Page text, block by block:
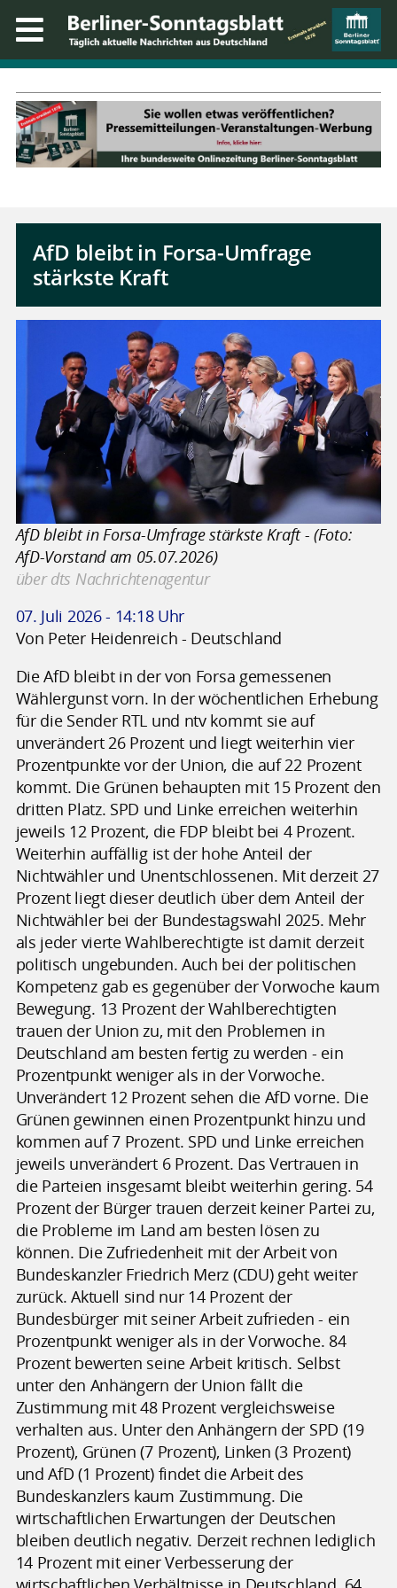
AfD bleibt in Forsa-Umfrage
stärkste Kraft
AfD bleibt in Forsa-Umfrage stärkste Kraft - (Foto:
AfD-Vorstand am 05.07.2026)
über dts Nachrichtenagentur
07. Juli 2026 - 14:18 Uhr
Von Peter Heidenreich - Deutschland
Die AfD bleibt in der von Forsa gemessenen
Wählergunst vorn. In der wöchentlichen Erhebung
für die Sender RTL und ntv kommt sie auf
unverändert 26 Prozent und liegt weiterhin vier
Prozentpunkte vor der Union, die auf 22 Prozent
kommt. Die Grünen behaupten mit 15 Prozent den
dritten Platz. SPD und Linke erreichen weiterhin
jeweils 12 Prozent, die FDP bleibt bei 4 Prozent.
Weiterhin auffällig ist der hohe Anteil der
Nichtwähler und Unentschlossenen. Mit derzeit 27
Prozent liegt dieser deutlich über dem Anteil der
Nichtwähler bei der Bundestagswahl 2025. Mehr
als jeder vierte Wahlberechtigte ist damit derzeit
politisch ungebunden. Auch bei der politischen
Kompetenz gab es gegenüber der Vorwoche kaum
Bewegung. 13 Prozent der Wahlberechtigten
trauen der Union zu, mit den Problemen in
Deutschland am besten fertig zu werden - ein
Prozentpunkt weniger als in der Vorwoche.
Unverändert 12 Prozent sehen die AfD vorne. Die
Grünen gewinnen einen Prozentpunkt hinzu und
kommen auf 7 Prozent. SPD und Linke erreichen
jeweils unverändert 6 Prozent. Das Vertrauen in
die Parteien insgesamt bleibt weiterhin gering. 54
Prozent der Bürger trauen derzeit keiner Partei zu,
die Probleme im Land am besten lösen zu
können. Die Zufriedenheit mit der Arbeit von
Bundeskanzler Friedrich Merz (CDU) geht weiter
zurück. Aktuell sind nur 14 Prozent der
Bundesbürger mit seiner Arbeit zufrieden - ein
Prozentpunkt weniger als in der Vorwoche. 84
Prozent bewerten seine Arbeit kritisch. Selbst
unter den Anhängern der Union fällt die
Zustimmung mit 48 Prozent vergleichsweise
verhalten aus. Unter den Anhängern der SPD (19
Prozent), Grünen (7 Prozent), Linken (3 Prozent)
und AfD (1 Prozent) findet die Arbeit des
Bundeskanzlers kaum Zustimmung. Die
wirtschaftlichen Erwartungen der Deutschen
bleiben deutlich negativ. Derzeit rechnen lediglich
14 Prozent mit einer Verbesserung der